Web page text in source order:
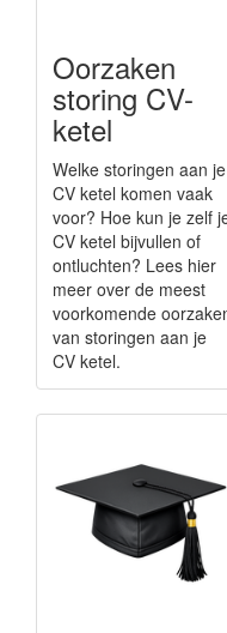
Oorzaken
storing CV-
ketel
Welke storingen aan je
CV ketel komen vaak
voor? Hoe kun je zelf
CV ketel bijvullen of
ontluchten? Lees hier
meer over de meest
voorkomende
van storingen aan je
CV ketel.